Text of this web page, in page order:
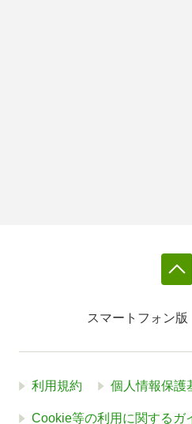
スマートフォン版
利用規約 個人情報保護
Cookie等の利用に関するガ